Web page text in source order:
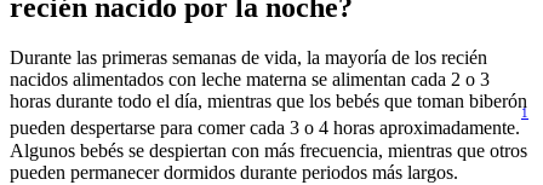
Durante las primeras semanas de vida, la mayoría de los recién
nacidos alimentados con leche materna se alimentan cada 2 o 3
horas durante todo el día, mientras que los bebés que toman biberón
pueden despertarse para comer cada 3 o 4 horas aproximadamente.
1
Algunos bebés se despiertan con más frecuencia, mientras que otros